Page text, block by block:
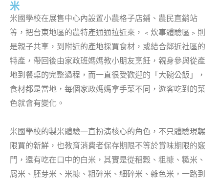
米
米國學校在展售中心內設置小農格子店鋪、農民直銷站
等，把台東地區的農特產通通拉近來，﹤炊事體驗區﹥則
是親子共享，到附近的產地採買食材，或結合鄰近社區的
特產，帶回後由家政班媽媽教小朋友烹飪，親身參與從產
地到餐桌的完整過程，而一直很受歡迎的「大碗公飯」，
食材都是當地，每個家政媽媽拿手菜不同，遊客吃到的菜
色就會有變化。
米國學校的製米體驗一直扮演核心的角色，不只體驗現輾
限買的新鮮，也教育消費者保存期限不等於賞味期限的竅
門，還有吃在口中的白米，其實是從稻穀、粗糠、糙米、
屑米、胚芽米、米糠、粗碎米、細碎米、雜色米，一路到